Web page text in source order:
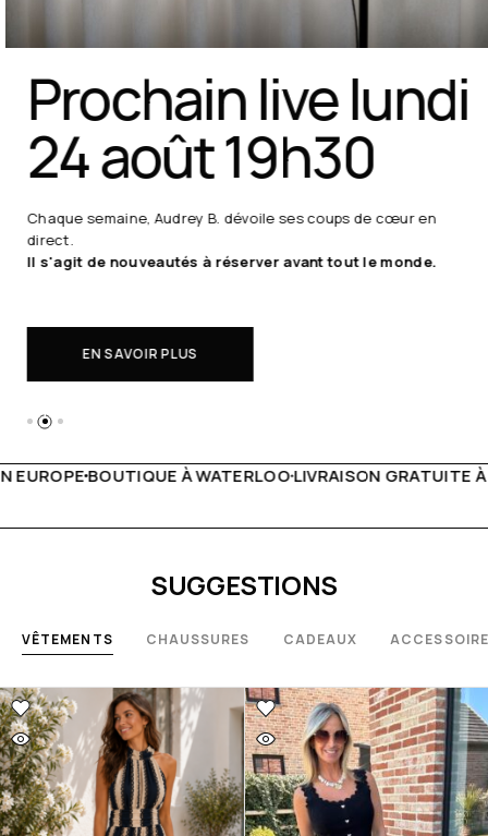
Prochain live lundi
24 août 19h30
Chaque semaine, Audrey B. dévoile ses coups de cœur en
direct.
Il s'agit de nouveautés à réserver avant tout le monde.
EN SAVOIR PLUS
LIVRAISON GRATUITE À PARTIR DE 150€LIVE
SUGGESTIONS
VÊTEMENTS CHAUSSURES CADEAUX